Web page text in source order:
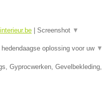
Screenshot ▼
oplossing voor uw ▼
Gyprocwerken, Gevelbekleding,